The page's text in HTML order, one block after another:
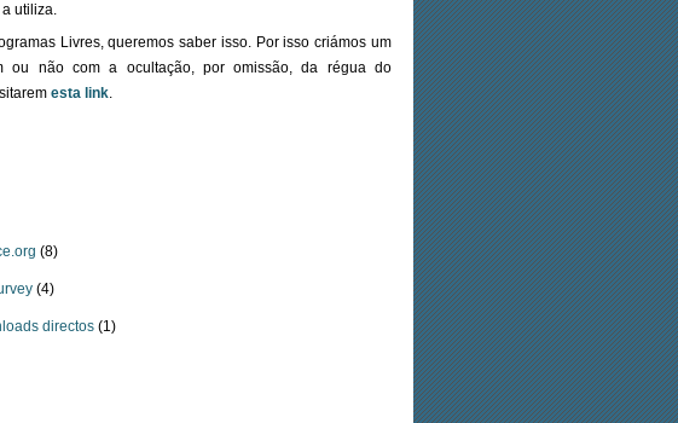
utiliza.
Livres, queremos saber isso. Por isso criámos um
ou não com a ocultação, por omissão, da régua do
esta link.
(8)
(4)
directos (1)